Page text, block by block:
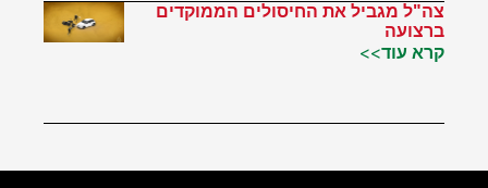
צה"ל מגביל את החיסולים הממוקדים
ברצועה
קרא עוד>>